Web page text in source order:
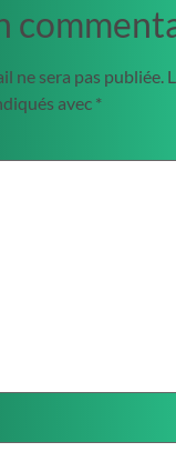
ne sera pas publiée.
avec *